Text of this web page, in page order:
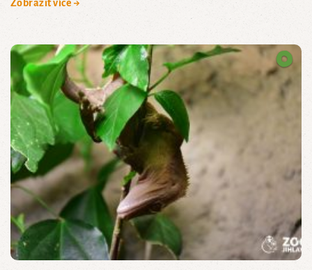
Zobrazit více →